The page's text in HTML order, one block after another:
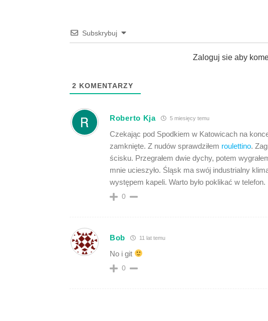
Subskrybuj
Zaloguj sie aby
2 KOMENTARZY
Roberto Kja 5 miesięcy temu
Czekając pod Spodkiem w Katowicach na
zamknięte. Z nudów sprawdziłem roulettino.
ścisku. Przegrałem dwie dychy, potem
mnie ucieszyło. Śląsk ma swój industrialny
występem kapeli. Warto było poklikać w telefon.
0
Bob 11 lat temu
No i git
0